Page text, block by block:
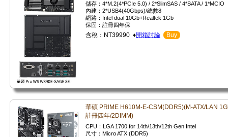
儲存：4*M.2(4*PCIe 5.0) / 2*SlimSAS / 4*SATA / 1*MCIO
內建：2*USB4(40Gbps)/總數8
網路：Intel dual 10Gb+Realtek 1Gb
保固：註冊四年保
含稅：NT39990 ♦開箱討論 Buy
華碩 PRIME H610M-E-CSM(DDR5)(M-ATX/LAN
註冊四年/2DIMM)
CPU：LGA 1700 for 14th/13th/12th Gen Intel
尺寸：Micro ATX (DDR5)